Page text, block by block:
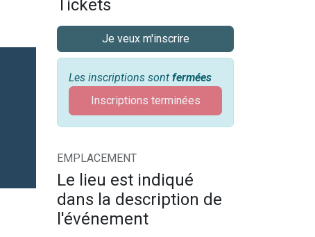
Tickets
Je veux m'inscrire
Les inscriptions sont fermées
Inscriptions terminées
EMPLACEMENT
Le lieu est indiqué
dans la description de
l'événement